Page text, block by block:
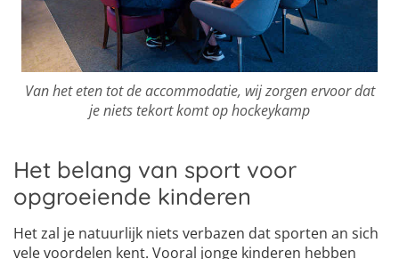
Van het eten tot de accommodatie, wij zorgen ervoor dat
je niets tekort komt op hockeykamp
Het belang van sport voor
opgroeiende kinderen
Het zal je natuurlijk niets verbazen dat sporten an sich
vele voordelen kent. Vooral jonge kinderen hebben